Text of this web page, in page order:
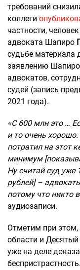
требований
коллеги
частности,
адвоката Шапиро
судьбе материала
заявлению Шапиро
адвокатов,
судей (запись
2021 года).
«С 600 млн это …
и то очень
потратил на этот
минимум
Ну считай суд уже
рублей] –
потому что никто
аудиозаписи.
Отметим при
области и
уже на деле